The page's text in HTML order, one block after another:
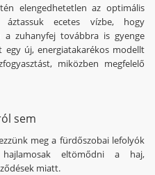
elengedhetetlen az optimális
áztassuk ecetes vízbe, hogy
zuhanyfej továbbra is gyenge
új, energiatakarékos modellt
miközben megfelelő
sem
meg a fürdőszobai lefolyók
eltömődni a haj,
miatt.